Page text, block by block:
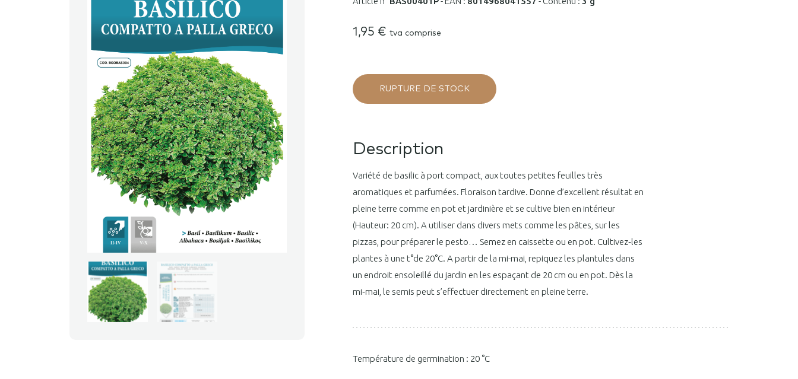
1,95 € tva comprise
RUPTURE DE STOCK
Description
Variété de basilic à port compact, aux toutes petites feuilles très
aromatiques et parfumées. Floraison tardive. Donne d’excellent résultat en
pleine terre comme en pot et jardinière et se cultive bien en intérieur
(Hauteur: 20 cm). A utiliser dans divers mets comme les pâtes, sur les
pizzas, pour préparer le pesto… Semez en caissette ou en pot. Cultivez‑les
plantes à une t°de 20°C. A partir de la mi-mai, repiquez les plantules dans
un endroit ensoleillé du jardin en les espaçant de 20 cm ou en pot. Dès la
mi‑mai, le semis peut s’effectuer directement en pleine terre.
Température de germination : 20 °C